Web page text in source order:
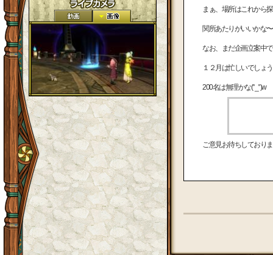
まぁ、場所はこれから
関所あたりがいいかな〜
なお、まだ企画立案中
１２月は忙しいでしょ
200名は無理かな(°_°)w
ご意見お待ちしており